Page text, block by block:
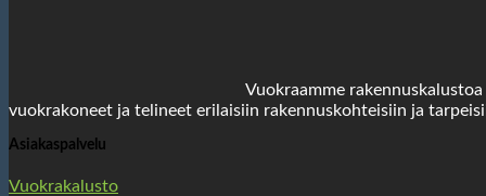
Vuokraamme
vuokrakoneet ja telineet erilaisiin rakennuskohteisiin ja
Asiakaspalvelu
Vuokrakalusto